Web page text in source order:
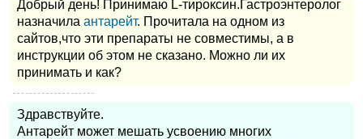
Добрый день! Принимаю L-тироксин.Гастроэнтеролог
назначила антарейт. Прочитала на одном из
сайтов,что эти препараты не совместимы, а в
инструкции об этом не сказано. Можно ли их
принимать и как?
Здравствуйте.
Антарейт может мешать усвоению многих